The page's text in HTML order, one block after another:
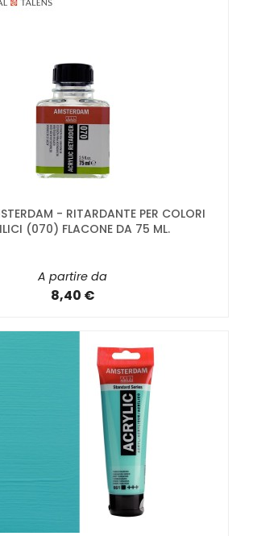
- RITARDANTE PER COLORI
(070) FLACONE DA 75 ML.
A partire da
8,40 €